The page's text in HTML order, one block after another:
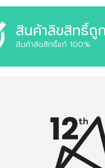
สินค้าลิขสิทธิ์ถู
สินค้าลิขสิทธิ์แท้ 100%